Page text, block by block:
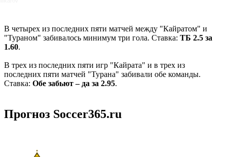
В четырех из последних пяти матчей между "Кайратом" и
"Тураном" забивалось минимум три гола. Ставка: ТБ 2.5 за
1.60.
В трех из последних пяти игр "Кайрата" и в трех из
последних пяти матчей "Турана" забивали обе команды.
Ставка: Обе забьют – да за 2.95.
Прогноз Soccer365.ru